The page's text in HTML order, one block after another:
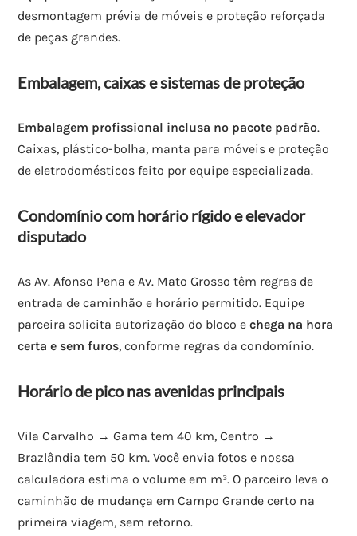
desmontagem prévia de móveis e proteção reforçada
de peças grandes.
Embalagem, caixas e sistemas de proteção
Embalagem profissional inclusa no pacote padrão.
Caixas, plástico-bolha, manta para móveis e proteção
de eletrodomésticos feito por equipe especializada.
Condomínio com horário rígido e elevador
disputado
As Av. Afonso Pena e Av. Mato Grosso têm regras de
entrada de caminhão e horário permitido. Equipe
parceira solicita autorização do bloco echega na hora
certa e sem furos, conforme regras da condomínio.
Horário de pico nas avenidas principais
Vila Carvalho → Gama tem 40 km, Centro →
Brazlândia tem 50 km. Você envia fotos e nossa
calculadora estima o volume em m³. O parceiro leva o
caminhão de mudança em Campo Grande certo na
primeira viagem, sem retorno.